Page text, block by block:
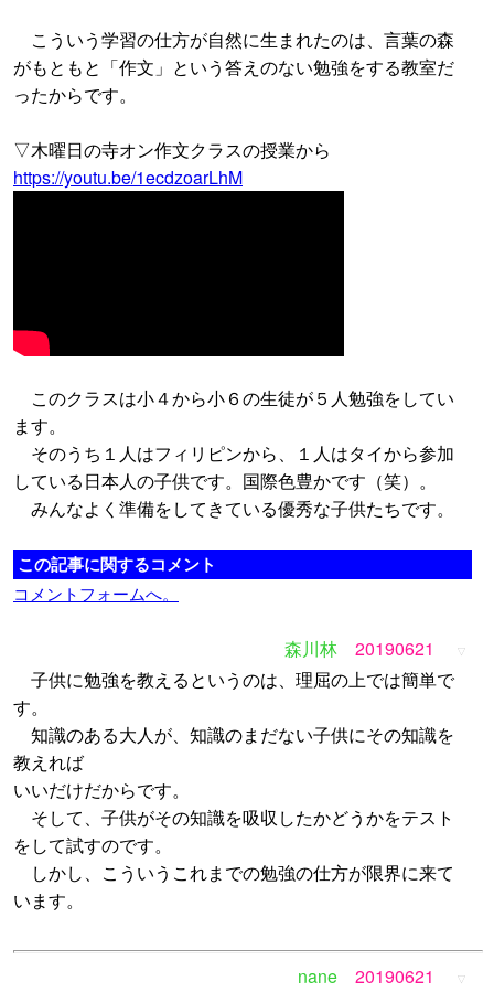
こういう学習の仕方が自然に生まれたのは、言葉の森
がもともと「作文」という答えのない勉強をする教室だ
ったからです。
▽木曜日の寺オン作文クラスの授業から
https://youtu.be/1ecdzoarLhM
このクラスは小４から小６の生徒が５人勉強をしてい
ます。
そのうち１人はフィリピンから、１人はタイから参加
している日本人の子供です。国際色豊かです（笑）。
みんなよく準備をしてきている優秀な子供たちです。
この記事に関するコメント
コメントフォームへ。
森川林 20190621 ▽
子供に勉強を教えるというのは、理屈の上では簡単で
す。
知識のある大人が、知識のまだない子供にその知識を
教えれば
いいだけだからです。
そして、子供がその知識を吸収したかどうかをテスト
をして試すのです。
しかし、こういうこれまでの勉強の仕方が限界に来て
います。
nane 20190621 ▽